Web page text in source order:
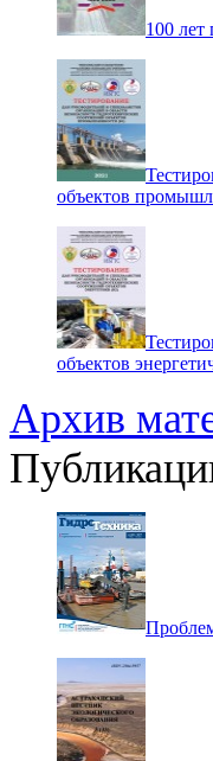
100
объектов
объектов
Архив